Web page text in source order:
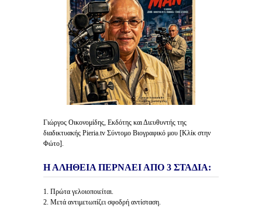
Γιώργος Οικονομίδης, Εκδότης και Διευθυντής της
διαδικτυακής Pieria.tv Σύντομο Βιογραφικό μου [Κλίκ στην
Φώτο].
Η ΑΛΗΘΕΙΑ ΠΕΡΝΑΕΙ ΑΠΟ 3 ΣΤΑΔΙΑ:
1. Πρώτα γελοιοποιείται.
2. Μετά αντιμετωπίζει σφοδρή αντίσταση.